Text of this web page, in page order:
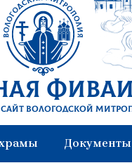
Вологодской
Документы